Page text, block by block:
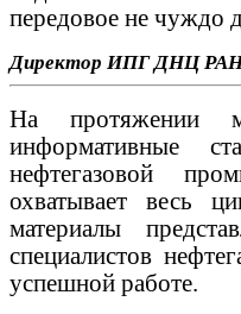
передовое не чуждо
Директор ИПГ ДНЦ РАН
На протяжении
информативные
нефтегазовой
охватывает весь
материалы
специалистов
успешной работе.